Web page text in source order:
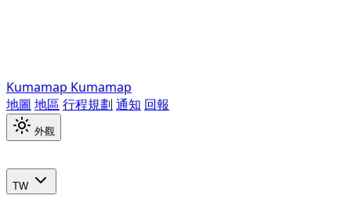
Kumamap Kumamap
地圖 地區 行程規劃 通知 回報
外觀
TW